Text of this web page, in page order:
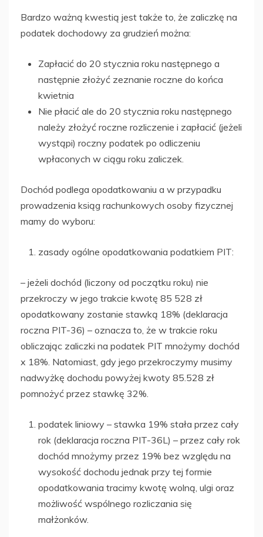
Bardzo ważną kwestią jest także to, że zaliczkę na
podatek dochodowy za grudzień można:
Zapłacić do 20 stycznia roku następnego a
następnie złożyć zeznanie roczne do końca
kwietnia
Nie płacić ale do 20 stycznia roku następnego
należy złożyć roczne rozliczenie i zapłacić (jeżeli
wystąpi) roczny podatek po odliczeniu
wpłaconych w ciągu roku zaliczek.
Dochód podlega opodatkowaniu a w przypadku
prowadzenia ksiąg rachunkowych osoby fizycznej
mamy do wyboru:
zasady ogólne opodatkowania podatkiem PIT:
– jeżeli dochód (liczony od początku roku) nie
przekroczy w jego trakcie kwotę 85 528 zł
opodatkowany zostanie stawką 18% (deklaracja
roczna PIT-36) – oznacza to, że w trakcie roku
obliczając zaliczki na podatek PIT mnożymy dochód
x 18%. Natomiast, gdy jego przekroczymy musimy
nadwyżkę dochodu powyżej kwoty 85.528 zł
pomnożyć przez stawkę 32%.
podatek liniowy – stawka 19% stała przez cały
rok (deklaracja roczna PIT-36L) – przez cały rok
dochód mnożymy przez 19% bez względu na
wysokość dochodu jednak przy tej formie
opodatkowania tracimy kwotę wolną, ulgi oraz
możliwość wspólnego rozliczania się
małżonków.